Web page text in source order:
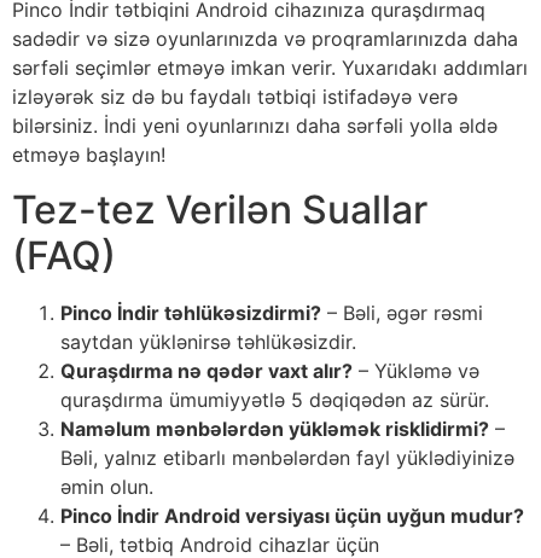
Pinco İndir tətbiqini Android cihazınıza quraşdırmaq
sadədir və sizə oyunlarınızda və proqramlarınızda daha
sərfəli seçimlər etməyə imkan verir. Yuxarıdakı addımları
izləyərək siz də bu faydalı tətbiqi istifadəyə verə
bilərsiniz. İndi yeni oyunlarınızı daha sərfəli yolla əldə
etməyə başlayın!
Tez-tez Verilən Suallar
(FAQ)
Pinco İndir təhlükəsizdirmi? – Bəli, əgər rəsmi
saytdan yüklənirsə təhlükəsizdir.
Quraşdırma nə qədər vaxt alır? – Yükləmə və
quraşdırma ümumiyyətlə 5 dəqiqədən az sürür.
Naməlum mənbələrdən yükləmək risklidirmi? –
Bəli, yalnız etibarlı mənbələrdən fayl yüklədiyinizə
əmin olun.
Pinco İndir Android versiyası üçün uyğun mudur?
– Bəli, tətbiq Android cihazlar üçün